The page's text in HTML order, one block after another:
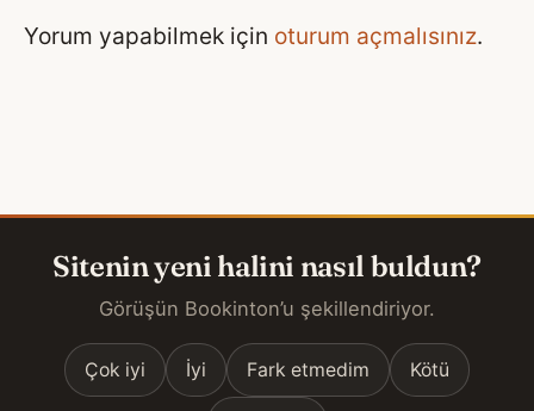
Yorum yapabilmek için oturum açmalısınız.
Sitenin yeni halini nasıl buldun?
Görüşün Bookinton’u şekillendiriyor.
Çok iyi İyi Fark etmedim Kötü